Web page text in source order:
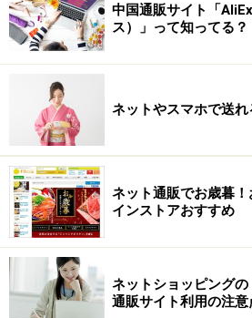
いて評判を落とそうとしている可
ため、あまり参考にしないほうが
の星で評価されている場合には、5
2～4つ星の評価をしているレビュ
すすめです。
信頼できるレビュアーかど
参考になるレビューかどうかを判
ューを書いている人（レビュアー
かを判断することも重要です。同
中国通販サイト「
ス）」って知ってる？
ネットやスマホで送
ネット通販でお歳暮
インストアおすすめ
ネットショッピングの
通販サイト利用の注意